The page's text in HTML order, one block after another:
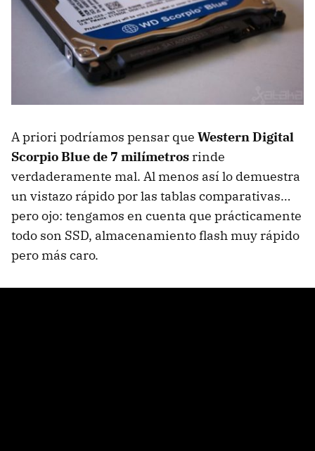
A priori podríamos pensar que Western Digital
Scorpio Blue de 7 milímetros rinde
verdaderamente mal. Al menos así lo demuestra
un vistazo rápido por las tablas comparativas…
pero ojo: tengamos en cuenta que prácticamente
todo son SSD, almacenamiento flash muy rápido
pero más caro.